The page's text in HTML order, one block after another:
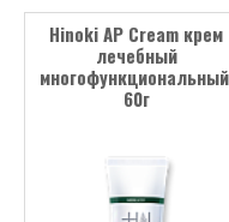
Hinoki AP Cream крем
лечебный
60г